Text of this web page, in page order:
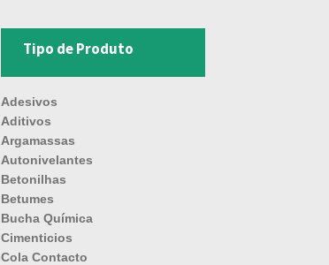
Tipo de Produto
Adesivos
Aditivos
Argamassas
Autonivelantes
Betonilhas
Betumes
Bucha Química
Cimenticios
Cola Contacto